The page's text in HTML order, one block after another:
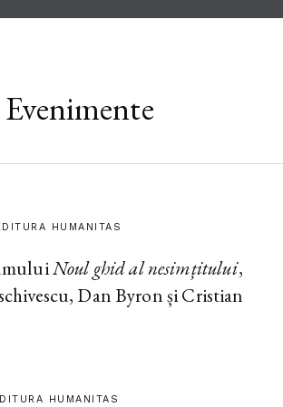
Evenimente
HUMANITAS
Noul ghid al nesimțitului,
Dan Byron și Cristian
HUMANITAS